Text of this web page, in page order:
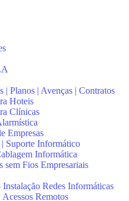
Planos | Avenças | Contratos
Hoteis
Clínicas
Empresas
Suporte Informático
Informática
sem Fios Empresariais
Redes Informáticas
Remotos